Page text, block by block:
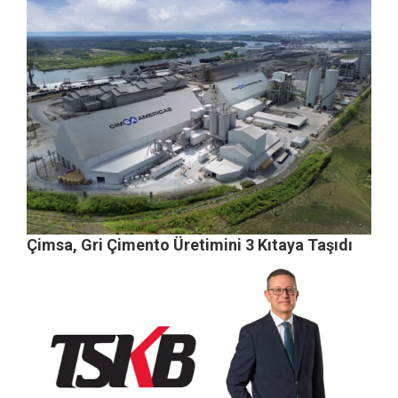
Çimsa, Gri Çimento Üretimini 3 Kıtaya Taşıdı